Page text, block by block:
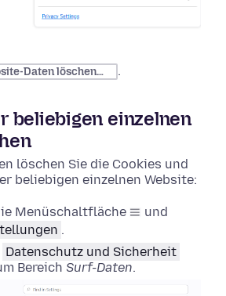
Daten löschen… .
beliebigen einzelnen
löschen Sie die Cookies und
beliebigen einzelnen Website:
Menüschaltfläche
und
.
Datenschutz und Sicherheit
Bereich Surf-Daten.